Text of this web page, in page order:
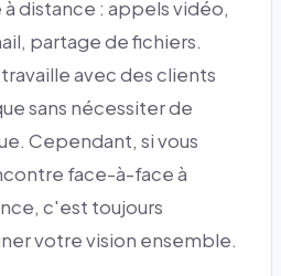
distance : appels vidéo,
partage de fichiers.
avec des clients
sans nécessiter de
Cependant, si vous
face-à-face à
c'est toujours
votre vision ensemble.